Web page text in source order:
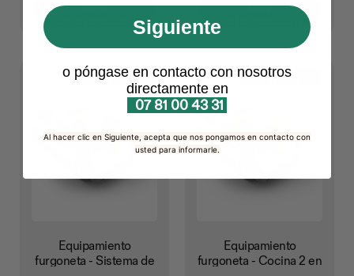
Más
información
Más
Para
ensamblar
Equipamiento
furgoneta - Sistema de
Para
ensamblar
Equipamiento
furgoneta - Cocina 2 en
Siguiente
o póngase en contacto con nosotros
directamente en
07 81 00 43 31
Al hacer clic en Siguiente, acepta que nos pongamos en contacto con
usted para informarle.